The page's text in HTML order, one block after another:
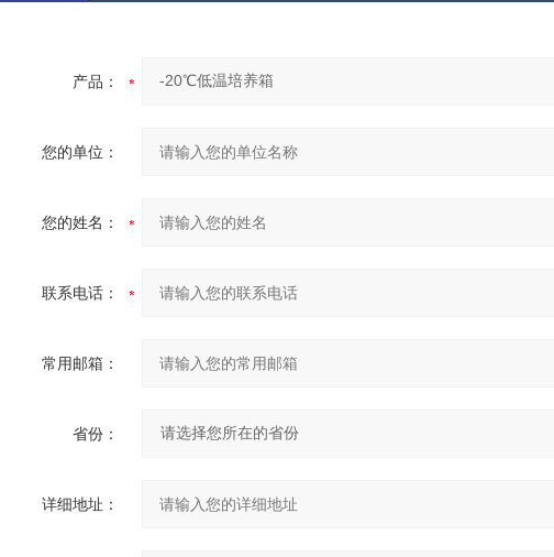
产品：
您的单位：
您的姓名：
联系电话：
常用邮箱：
省份：
详细地址：